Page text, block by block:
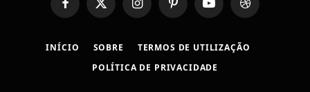
FacebookX
(Twitter)
InstagramPinterestYouTubeDribbble
INÍCIO SOBRE
TERMOS DE UTILIZAÇÃO
POLÍTICA DE PRIVACIDADE